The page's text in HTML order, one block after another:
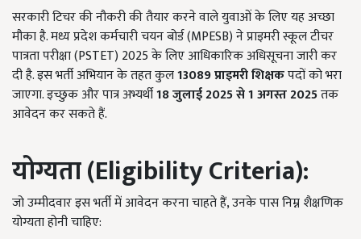
सरकारी टिचर की नौकरी की तैयार करने वाले युवाओं के लिए यह अच्छा
मौका है. मध्य प्रदेश कर्मचारी चयन बोर्ड (MPESB) ने प्राइमरी स्कूल टीचर
पात्रता परीक्षा (PSTET) 2025 के लिए आधिकारिक अधिसूचना जारी कर
दी है. इस भर्ती अभियान के तहत कुल13089प्राइमरी शिक्षकपदों को भरा
जाएगा. इच्छुक और पात्र अभ्यर्थी18जुलाई 2025से 1अगस्त 2025तक
आवेदन कर सकते हैं.
योग्यता (Eligibility Criteria):
जो उम्मीदवार इस भर्ती में आवेदन करना चाहते हैं, उनके पास निम्न शैक्षणिक
योग्यता होनी चाहिए: